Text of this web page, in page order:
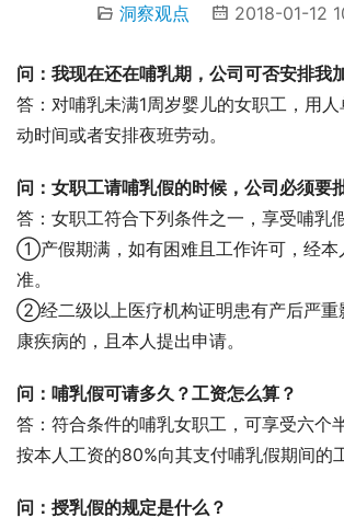
洞察观点 2018-01-12
问：我现在还在哺乳期，公司可否安排我
答：对哺乳未满1周岁婴儿的女职工，用
动时间或者安排夜班劳动。
问：女职工请哺乳假的时候，公司必须要
答：女职工符合下列条件之一，享受哺乳
①产假期满，如有困难且工作许可，经本
准。
②经二级以上医疗机构证明患有产后严重
康疾病的，且本人提出申请。
问：哺乳假可请多久？工资怎么算？
答：符合条件的哺乳女职工，可享受六个
按本人工资的80%向其支付哺乳假期间的
问：授乳假的规定是什么？